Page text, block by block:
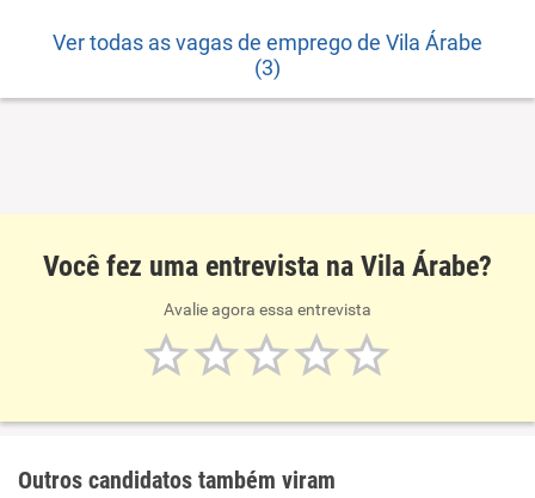
Ver todas as vagas de emprego de Vila Árabe
(3)
Você fez uma entrevista na Vila Árabe?
Avalie agora essa entrevista
Outros candidatos também viram